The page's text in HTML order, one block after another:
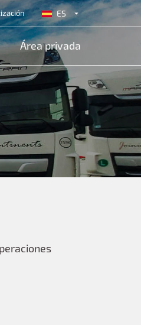
ES
EN
Área privada